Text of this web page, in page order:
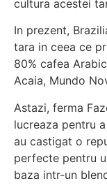
cultura acestei
In prezent,
tara in ceea ce
80% cafea
Acaia, Mundo
Astazi, ferma
lucreaza pentru
au castigat o
perfecte pentru
baza intr-un